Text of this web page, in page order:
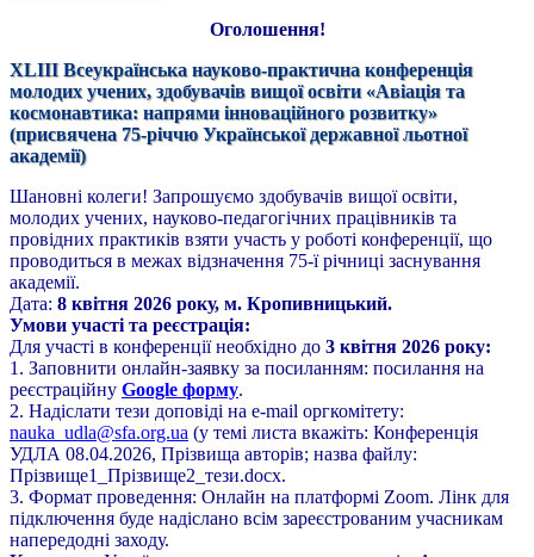
Оголошення!
XLIII Всеукраїнська науково-практична конференція
молодих учених, здобувачів вищої освіти «Авіація та
космонавтика: напрями інноваційного розвитку»
(присвячена 75-річчю Української державної льотної
академії)
Шановні колеги! Запрошуємо здобувачів вищої освіти,
молодих учених, науково-педагогічних працівників та
провідних практиків взяти участь у роботі конференції, що
проводиться в межах відзначення 75-ї річниці заснування
академії.
Дата: 8 квітня 2026 року, м. Кропивницький.
Умови участі та реєстрація:
Для участі в конференції необхідно до 3 квітня 2026 року:
1. Заповнити онлайн-заявку за посиланням: посилання на
реєстраційну Google форму.
2. Надіслати тези доповіді на e-mail оргкомітету:
nauka_udla@sfa.org.ua (у темі листа вкажіть: Конференція
УДЛА 08.04.2026, Прізвища авторів; назва файлу:
Прізвище1_Прізвище2_тези.docx.
3. Формат проведення: Онлайн на платформі Zoom. Лінк для
підключення буде надіслано всім зареєстрованим учасникам
напередодні заходу.